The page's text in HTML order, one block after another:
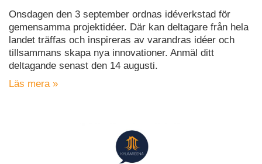
Onsdagen den 3 september ordnas idéverkstad för
gemensamma projektidéer. Där kan deltagare från hela
landet träffas och inspireras av varandras idéer och
tillsammans skapa nya innovationer. Anmäl ditt
deltagande senast den 14 augusti.
Läs mera »